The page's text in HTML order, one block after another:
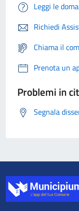
Leggi le
Richiedi
Chiama il
Prenota un
Problemi in
Segnala